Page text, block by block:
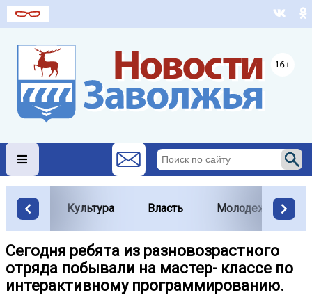
Культура Власть Молодежь
Сегодня ребята из разновозрастного
отряда побывали на мастер- классе по
интерактивному программированию.